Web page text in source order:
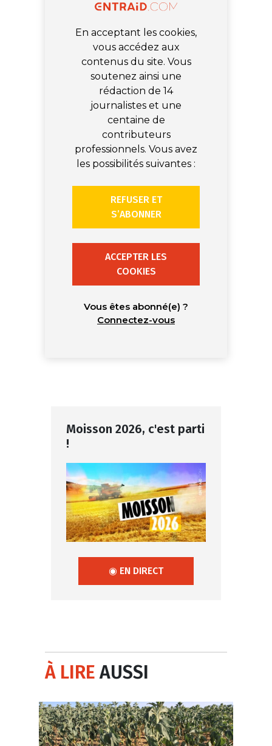
En acceptant les cookies,
vous accédez aux
contenus du site. Vous
soutenez ainsi une
rédaction de 14
journalistes et une
centaine de
contributeurs
professionnels. Vous avez
les possibilités suivantes :
REFUSER ET
S’ABONNER
ACCEPTER LES
COOKIES
Vous êtes abonné(e) ?
Connectez-vous
Moisson 2026, c'est parti
!
◉ EN DIRECT
À LIREAUSSI